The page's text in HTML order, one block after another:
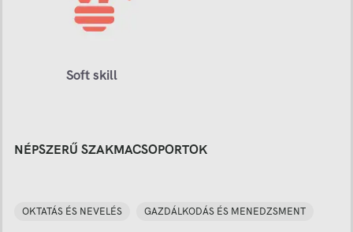
Soft skill
NÉPSZERŰ SZAKMACSOPORTOK
OKTATÁS ÉS NEVELÉS GAZDÁLKODÁS ÉS MENEDZSMENT